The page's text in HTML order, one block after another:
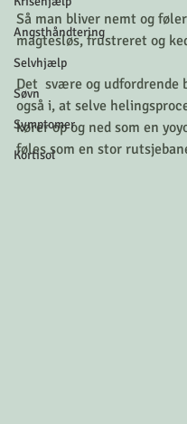
Angsthåndtering
Selvhjælp
Søvn
Symptomer
Kortisol
Så man bliver nemt og
magtesløs, frustreret og
Det  svære og udfordrende
også i, at selve
kører op og ned som en
føles som en stor